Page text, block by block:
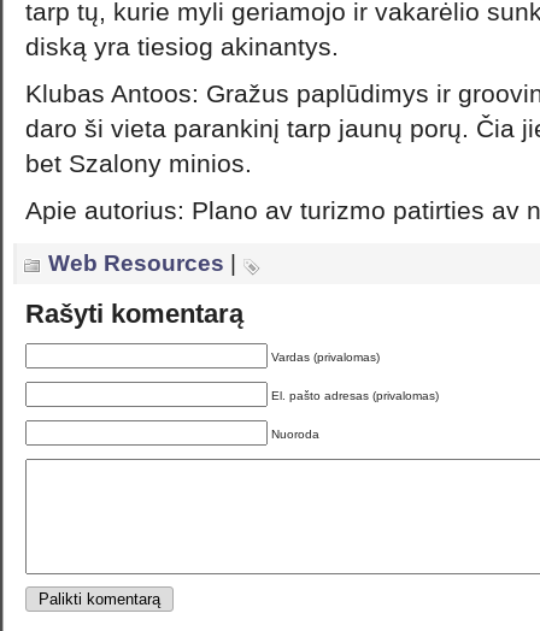
tarp tų, kurie myli geriamojo ir vakarėlio
diską yra tiesiog akinantys.
Klubas Antoos: Gražus paplūdimys ir
daro ši vieta parankinį tarp jaunų porų. Čia
bet Szalony minios.
Apie autorius: Plano av turizmo patirties av
Web Resources
Rašyti komentarą
Vardas (privalomas)
El. pašto adresas (privalomas)
Nuoroda